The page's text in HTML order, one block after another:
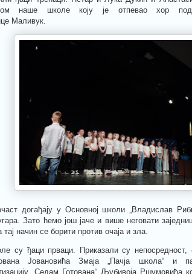
наше школе коју је отпевао хор под
Маливук.
догађају у Основној школи „Владислав
Зато ћемо још јаче и више неговати
начин се борити против очаја и зла.
су ђаци прваци. Приказали су непосредност,
Јовановића Змаја „Пачја школа“ и
„Седам Готована“ Љубивоја Ршумовића